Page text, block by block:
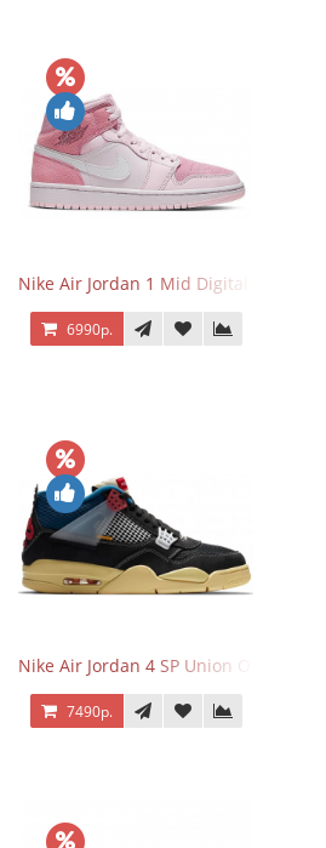
Nike Air Jordan 1 Mid Digital Pink
6990р.
Nike Air Jordan 4 SP Union Off Noir
7490р.